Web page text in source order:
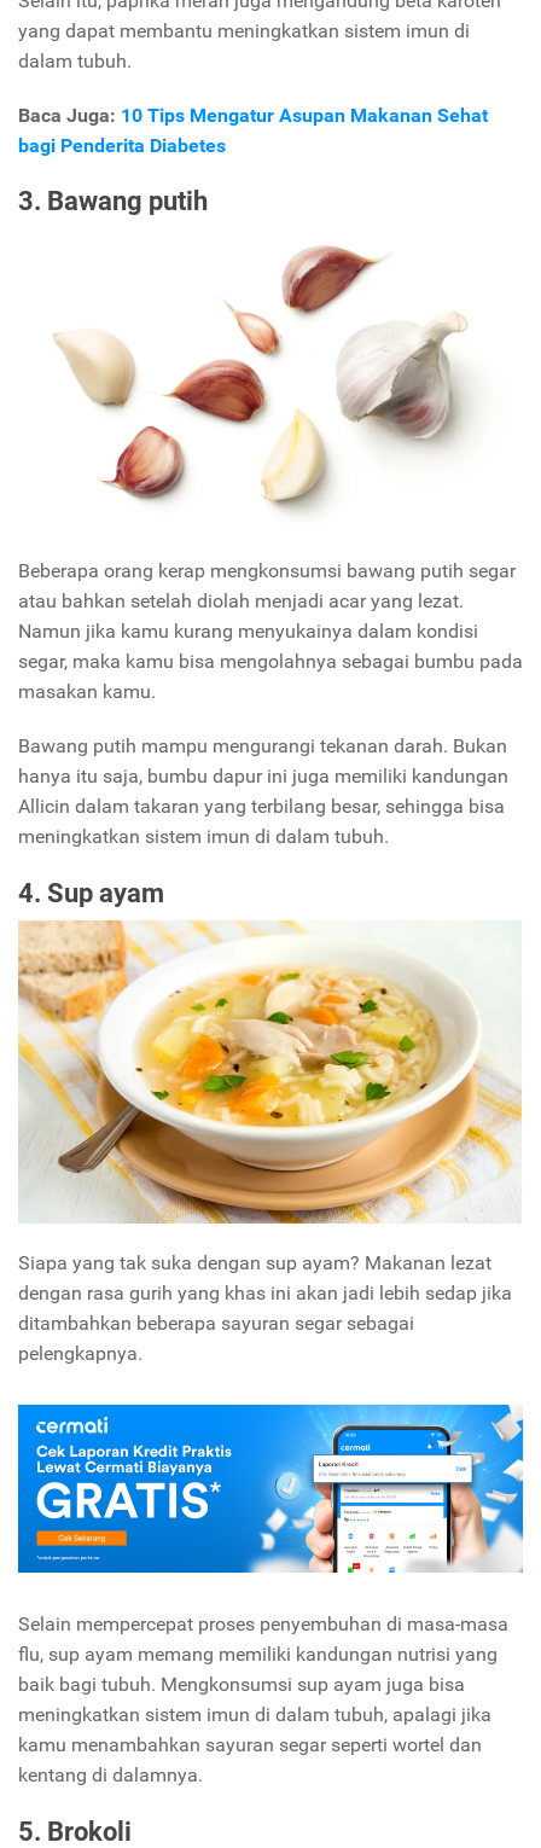
yang dapat membantu meningkatkan sistem imun di
dalam tubuh.
Baca Juga: 10 Tips Mengatur Asupan Makanan Sehat
bagi Penderita Diabetes
3. Bawang putih
Beberapa orang kerap mengkonsumsi bawang putih segar
atau bahkan setelah diolah menjadi acar yang lezat.
Namun jika kamu kurang menyukainya dalam kondisi
segar, maka kamu bisa mengolahnya sebagai bumbu pada
masakan kamu.
Bawang putih mampu mengurangi tekanan darah. Bukan
hanya itu saja, bumbu dapur ini juga memiliki kandungan
Allicin dalam takaran yang terbilang besar, sehingga bisa
meningkatkan sistem imun di dalam tubuh.
4. Sup ayam
Siapa yang tak suka dengan sup ayam? Makanan lezat
dengan rasa gurih yang khas ini akan jadi lebih sedap jika
ditambahkan beberapa sayuran segar sebagai
pelengkapnya.
Selain mempercepat proses penyembuhan di masa-masa
flu, sup ayam memang memiliki kandungan nutrisi yang
baik bagi tubuh. Mengkonsumsi sup ayam juga bisa
meningkatkan sistem imun di dalam tubuh, apalagi jika
kamu menambahkan sayuran segar seperti wortel dan
kentang di dalamnya.
5. Brokoli